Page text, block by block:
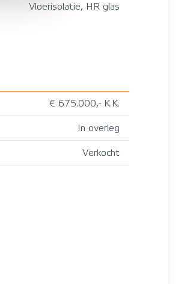
Vloerisolatie, HR glas
€ 675.000,- K.K.
In overleg
Verkocht